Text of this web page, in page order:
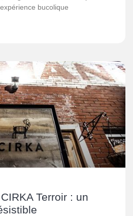
bucolique
Terroir : un